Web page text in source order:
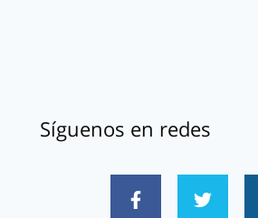
Síguenos en redes